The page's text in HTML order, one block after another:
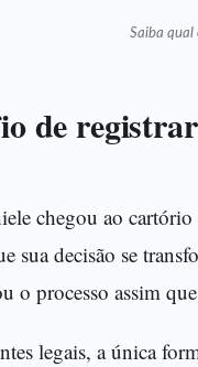
Saiba qual
de
chegou ao
sua decisão se
o processo assim
legais, a única